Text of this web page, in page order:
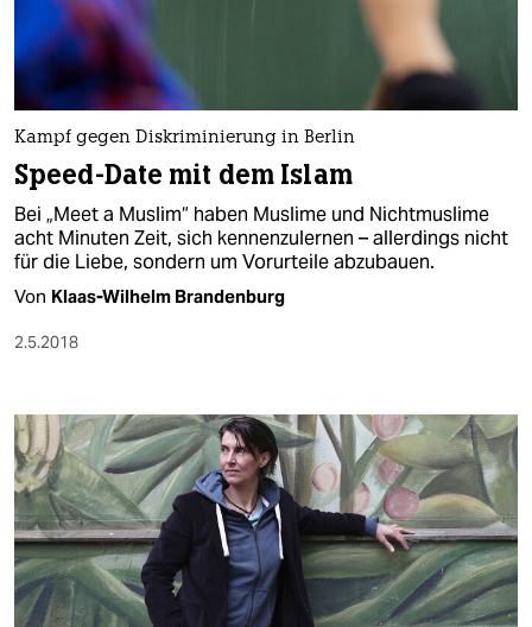
Kampf gegen Diskriminierung in Berlin
Speed-Date mit dem Islam
Bei „Meet a Muslim“ haben Muslime und Nichtmuslime
acht Minuten Zeit, sich kennenzulernen – allerdings nicht
für die Liebe, sondern um Vorurteile abzubauen.
Von Klaas-Wilhelm Brandenburg
2.5.2018